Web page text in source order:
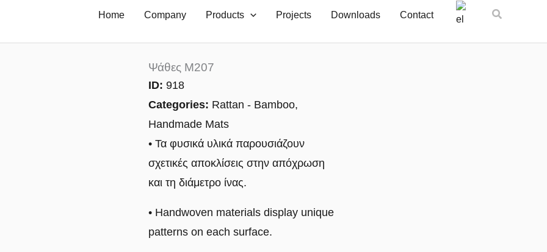
Home Company Products Projects Downloads Contact Αναζήτηση
Ψάθες M207
ID: 918
Categories: Rattan - Bamboo,
Handmade Mats
• Τα φυσικά υλικά παρουσιάζουν
σχετικές αποκλίσεις στην απόχρωση
και τη διάμετρο ίνας.
• Handwoven materials display unique
patterns on each surface.